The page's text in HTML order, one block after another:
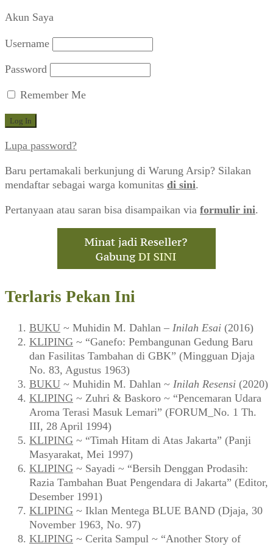
Akun Saya
Username
Password
Remember Me
Lupa password?
Baru pertamakali berkunjung di Warung Arsip? Silakan
mendaftar sebagai warga komunitas di sini.
Pertanyaan atau saran bisa disampaikan via formulir ini.
Terlaris Pekan Ini
BUKU ~ Muhidin M. Dahlan – Inilah Esai (2016)
KLIPING ~ “Ganefo: Pembangunan Gedung Baru
dan Fasilitas Tambahan di GBK” (Mingguan Djaja
No. 83, Agustus 1963)
BUKU ~ Muhidin M. Dahlan ~ Inilah Resensi (2020)
KLIPING ~ Zuhri & Baskoro ~ “Pencemaran Udara
Aroma Terasi Masuk Lemari” (FORUM_No. 1 Th.
III, 28 April 1994)
KLIPING ~ “Timah Hitam di Atas Jakarta” (Panji
Masyarakat, Mei 1997)
KLIPING ~ Sayadi ~ “Bersih Denggan Prodasih:
Razia Tambahan Buat Pengendara di Jakarta” (Editor,
Desember 1991)
KLIPING ~ Iklan Mentega BLUE BAND (Djaja, 30
November 1963, No. 97)
KLIPING ~ Cerita Sampul ~ “Another Story of